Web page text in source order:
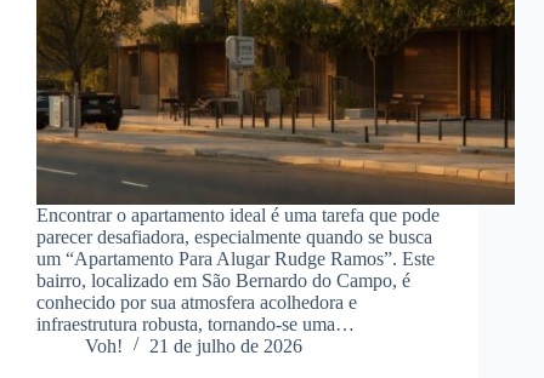
Encontrar o apartamento ideal é uma tarefa que pode
parecer desafiadora, especialmente quando se busca
um “Apartamento Para Alugar Rudge Ramos”. Este
bairro, localizado em São Bernardo do Campo, é
conhecido por sua atmosfera acolhedora e
infraestrutura robusta, tornando-se uma…
Voh!
21 de julho de 2026